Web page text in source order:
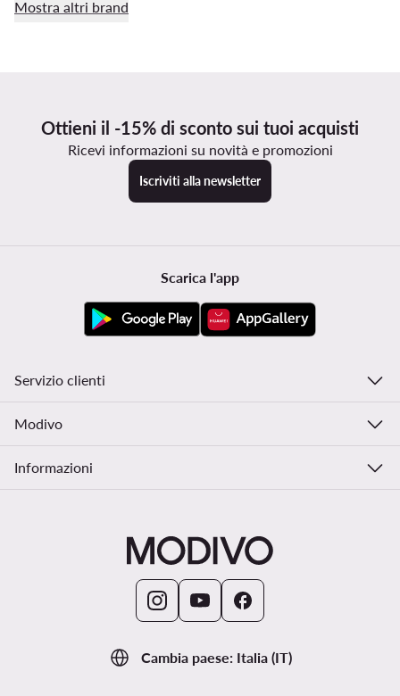
Mostra altri brand
Ottieni il -15% di sconto sui tuoi acquisti
Ricevi informazioni su novità e promozioni
Iscriviti alla newsletter
Cambia paese: Italia (IT)
Scarica l'app
Servizio clienti
Modivo
Informazioni